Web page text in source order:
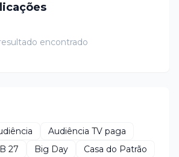
encontrado
Audiência TV paga
27 Big Day
Casa do Patrão